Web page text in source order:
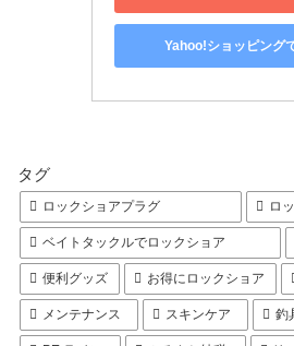
Yahoo!ショッピング
タグ
ロックショアプラグ ロ
ベイトタックルでロックショア
便利グッズ お得にロックショア
メンテナンス スキンケア 釣